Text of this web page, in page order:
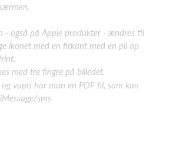
- også på Apple produkter - ændres til
ikonet med en firkant med en pil op
med tre fingre på billedet.
vupti har man en PDF fil, som kan
sms